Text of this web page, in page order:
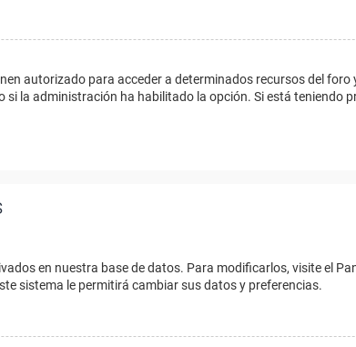
autorizado para acceder a determinados recursos del
la administración ha habilitado la opción. Si está teniendo
en nuestra base de datos. Para modificarlos, visite el
sistema le permitirá cambiar sus datos y preferencias.